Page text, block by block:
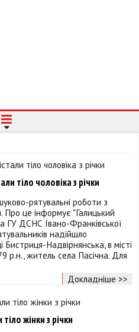
тіло чоловіка з річки
рятувальні роботи з
Про це інформує "Галицький
ГУ ДСНС Івано-Франківської
надійшло
Надвірнянська, в місті
р.н., житель села Пасічна. Для
Докладніше >>
жінки з річки